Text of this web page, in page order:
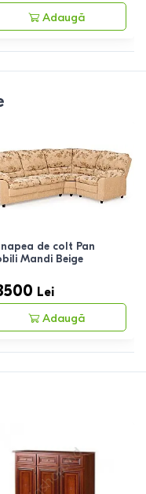
Adaugă
de colt Pan
Mandi Beige
Lei
Adaugă